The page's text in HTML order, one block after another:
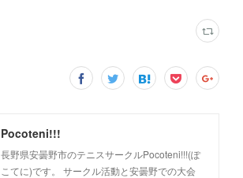
Pocoteni!!!
長野県安曇野市のテニスサークルPocoteni!!!(ぽ
こてに)です。 サークル活動と安曇野での大会